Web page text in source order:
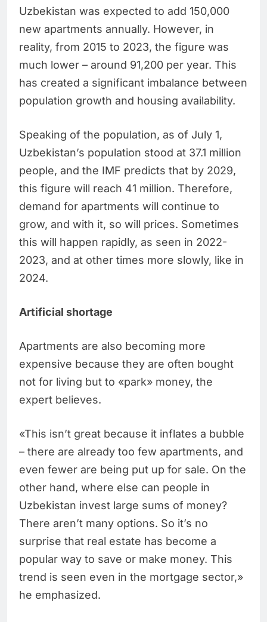
Uzbekistan was expected to add 150,000
new apartments annually. However, in
reality, from 2015 to 2023, the figure was
much lower – around 91,200 per year. This
has created a significant imbalance between
population growth and housing availability.
Speaking of the population, as of July 1,
Uzbekistan’s population stood at 37.1 million
people, and the IMF predicts that by 2029,
this figure will reach 41 million. Therefore,
demand for apartments will continue to
grow, and with it, so will prices. Sometimes
this will happen rapidly, as seen in 2022-
2023, and at other times more slowly, like in
2024.
Artificial shortage
Apartments are also becoming more
expensive because they are often bought
not for living but to «park» money, the
expert believes.
«This isn’t great because it inflates a bubble
– there are already too few apartments, and
even fewer are being put up for sale. On the
other hand, where else can people in
Uzbekistan invest large sums of money?
There aren’t many options. So it’s no
surprise that real estate has become a
popular way to save or make money. This
trend is seen even in the mortgage sector,»
he emphasized.